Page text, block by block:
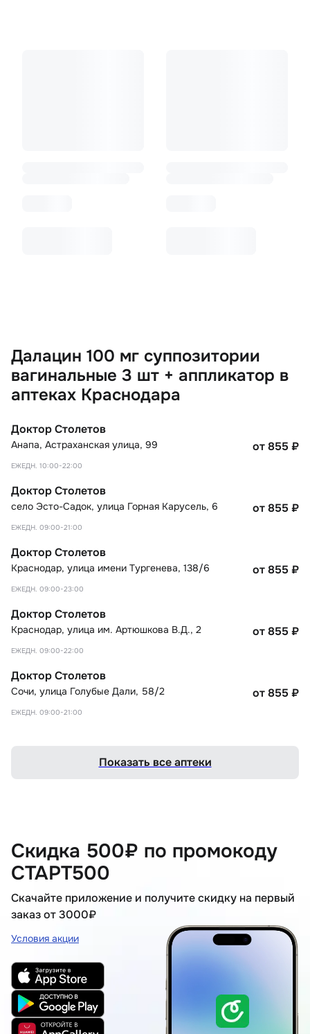
Далацин 100 мг суппозитории
вагинальные 3 шт + аппликатор в
аптеках Краснодара
Доктор Столетов
Анапа, Астраханская улица, 99
ЕЖЕДН. 10:00-22:00
от 855 ₽
Доктор Столетов
село Эсто-Садок, улица Горная Карусель, 6
ЕЖЕДН. 09:00-21:00
от 855 ₽
Доктор Столетов
Краснодар, улица имени Тургенева, 138/6
ЕЖЕДН. 09:00-23:00
от 855 ₽
Доктор Столетов
Краснодар, улица им. Артюшкова В.Д., 2
ЕЖЕДН. 09:00-22:00
от 855 ₽
Доктор Столетов
Сочи, улица Голубые Дали, 58/2
ЕЖЕДН. 09:00-21:00
от 855 ₽
Показать все аптеки
Скидка 500₽ по промокоду
СТАРТ500
Скачайте приложение и получите скидку на первый
заказ от 3000₽
Условия акции